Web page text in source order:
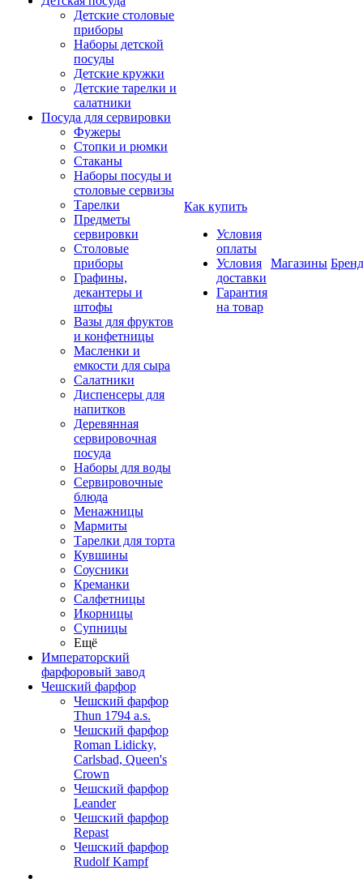
Детские столовые
приборы
Наборы детской
посуды
Детские кружки
Детские тарелки и
салатники
Посуда для сервировки
Фужеры
Стопки и рюмки
Стаканы
Наборы посуды и
столовые сервизы
Тарелки
Предметы
сервировки
Столовые
приборы
Графины,
декантеры и
штофы
Вазы для фруктов
и конфетницы
Масленки и
емкости для сыра
Салатники
Диспенсеры для
напитков
Деревянная
сервировочная
посуда
Наборы для воды
Сервировочные
блюда
Менажницы
Мармиты
Тарелки для торта
Кувшины
Соусники
Креманки
Салфетницы
Икорницы
Супницы
Ещё
Императорский
фарфоровый завод
Чешский фарфор
Чешский фарфор
Thun 1794 a.s.
Чешский фарфор
Roman Lidicky,
Carlsbad, Queen's
Crown
Чешский фарфор
Leander
Чешский фарфор
Repast
Чешский фарфор
Rudolf Kampf
Как купить
Условия
оплаты
Условия
доставки
Гарантия
на товар
Магазины